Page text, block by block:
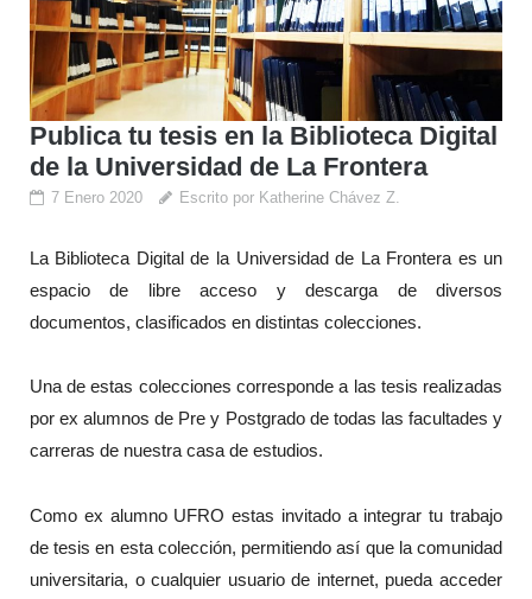
Publica tu tesis en la Biblioteca Digital
de la Universidad de La Frontera
7 Enero 2020 Escrito por Katherine Chávez Z.
La Biblioteca Digital de la Universidad de La Frontera es un
espacio de libre acceso y descarga de diversos
documentos, clasificados en distintas colecciones.
Una de estas colecciones corresponde a las tesis realizadas
por ex alumnos de Pre y Postgrado de todas las facultades y
carreras de nuestra casa de estudios.
Como ex alumno UFRO estas invitado a integrar tu trabajo
de tesis en esta colección, permitiendo así que la comunidad
universitaria, o cualquier usuario de internet, pueda acceder